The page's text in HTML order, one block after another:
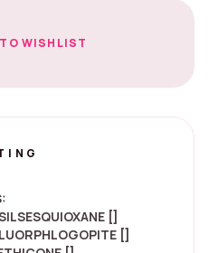
WISHLIST
[]
[]